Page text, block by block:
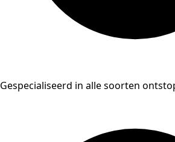
Gespecialiseerd in alle soorten